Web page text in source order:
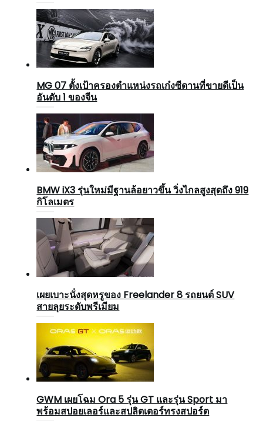
MG 07 ตั้งเป้าครองตำแหน่งรถเก๋งซีดานที่ขายดีเป็น
อันดับ 1 ของจีน
BMW iX3 รุ่นใหม่มีฐานล้อยาวขึ้น วิ่งไกลสูงสุดถึง 919
กิโลเมตร
เผยเบาะนั่งสุดหรูของ Freelander 8 รถยนต์ SUV
สายลุยระดับพรีเมียม
GWM เผยโฉม Ora 5 รุ่น GT และรุ่น Sport มา
พร้อมสปอยเลอร์และสปลิตเตอร์ทรงสปอร์ต